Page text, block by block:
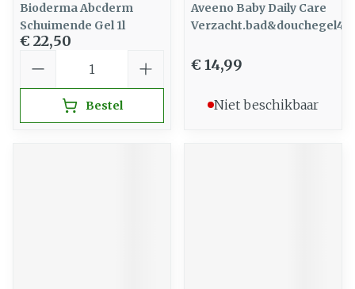
Bioderma Abcderm
Schuimende Gel 1l
€ 22,50
Bestel
Aveeno Baby Daily Care
€ 14,99
Niet beschikbaar